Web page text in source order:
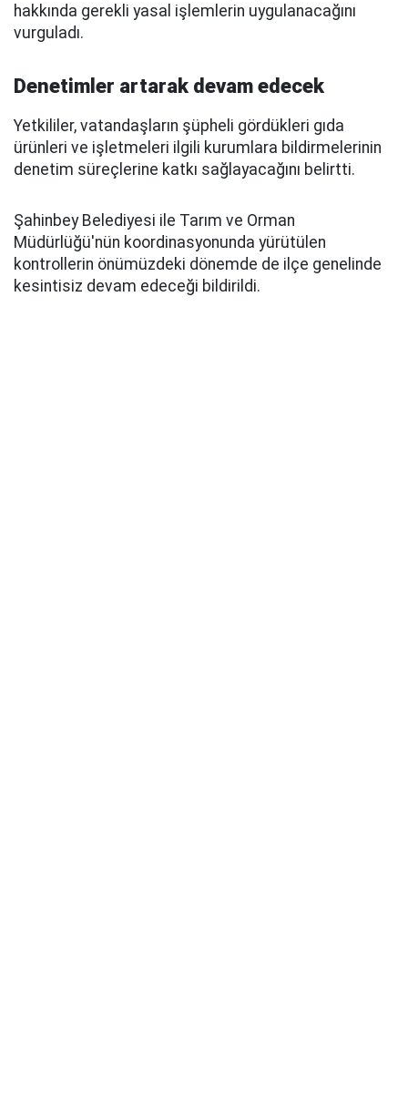
hakkında gerekli yasal işlemlerin uygulanacağını
vurguladı.
Denetimler artarak devam edecek
Yetkililer, vatandaşların şüpheli gördükleri gıda
ürünleri ve işletmeleri ilgili kurumlara bildirmelerinin
denetim süreçlerine katkı sağlayacağını belirtti.
Şahinbey Belediyesi ile Tarım ve Orman
Müdürlüğü'nün koordinasyonunda yürütülen
kontrollerin önümüzdeki dönemde de ilçe genelinde
kesintisiz devam edeceği bildirildi.